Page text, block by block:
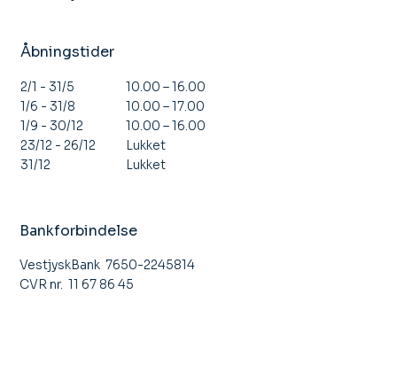
Bankforbindelse
VestjyskBank 7650-2245814
CVR nr. 11 67 86 45
Åbningstider
2/1 - 31/5
1/6 - 31/8
1/9 - 30/12
23/12 - 26/12
31/12
10.00 – 16.00
10.00 – 17.00
10.00 – 16.00
Lukket
Lukket